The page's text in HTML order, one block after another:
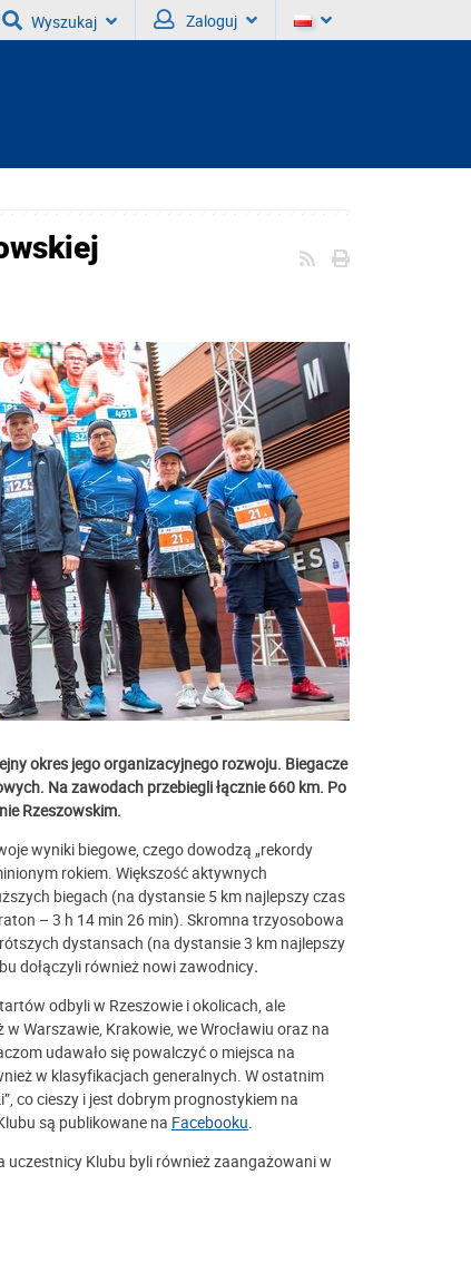
Wyszukaj Zaloguj
okres jego organizacyjnego rozwoju. Biegacze
Na zawodach przebiegli łącznie 660 km. Po
Rzeszowskim.
wyniki biegowe, czego dowodzą „rekordy
rokiem. Większość aktywnych
biegach (na dystansie 5 km najlepszy czas
– 3 h 14 min 26 min). Skromna trzyosobowa
dystansach (na dystansie 3 km najlepszy
dołączyli również nowi zawodnicy.
odbyli w Rzeszowie i okolicach, ale
Warszawie, Krakowie, we Wrocławiu oraz na
udawało się powalczyć o miejsca na
w klasyfikacjach generalnych. W ostatnim
co cieszy i jest dobrym prognostykiem na
są publikowane na Facebooku.
Klubu byli również zaangażowani w